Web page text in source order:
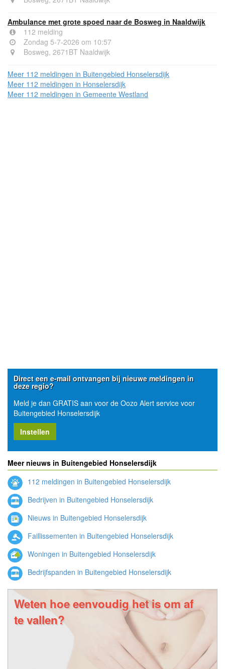
Ambulance met grote spoed naar de Bosweg in Naaldwijk
112 melding
Zondag 5-7-2026 om 10:57
Bosweg, 2671BT Naaldwijk
Meer 112 meldingen in Buitengebied Honselersdijk
Meer 112 meldingen in Honselersdijk
Meer 112 meldingen in Gemeente Westland
Direct een e-mail ontvangen bij nieuwe meldingen in
deze regio?
Meld je dan GRATIS aan voor de Oozo Alert service voor
Buitengebied Honselersdijk
Instellen
Meer nieuws in Buitengebied Honselersdijk
112 meldingen in Buitengebied Honselersdijk
Bedrijven in Buitengebied Honselersdijk
Nieuws in Buitengebied Honselersdijk
Faillissementen in Buitengebied Honselersdijk
Woningen in Buitengebied Honselersdijk
Bedrijfspanden in Buitengebied Honselersdijk
Weten hoe eenvoudig het is om af
te vallen?